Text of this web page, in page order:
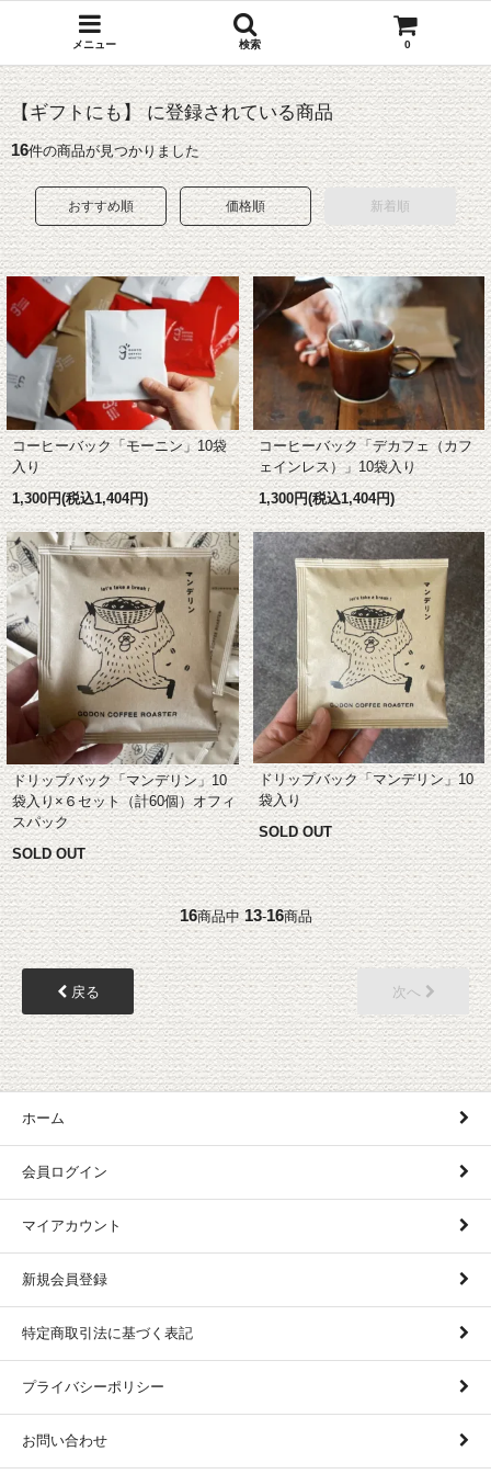
メニュー 検索 0
【ギフトにも】 に登録されている商品
16件の商品が見つかりました
おすすめ順 価格順 新着順
コーヒーバック「モーニン」10袋
入り
1,300円(税込1,404円)
コーヒーバック「デカフェ（カフ
ェインレス）」10袋入り
1,300円(税込1,404円)
ドリップバック「マンデリン」10
袋入り×６セット（計60個）オフィ
スパック
SOLD OUT
ドリップバック「マンデリン」10
袋入り
SOLD OUT
16商品中13-16商品
戻る 次へ
ホーム
会員ログイン
マイアカウント
新規会員登録
特定商取引法に基づく表記
プライバシーポリシー
お問い合わせ